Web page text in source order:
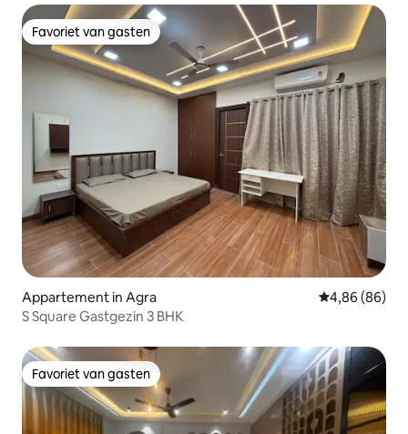
Favoriet van gasten
Favoriet van gasten
Appartement in Agra Gemiddelde
4,86 (86)
S Square Gastgezin 3 BHK
Favoriet van gasten
Favoriet van gasten